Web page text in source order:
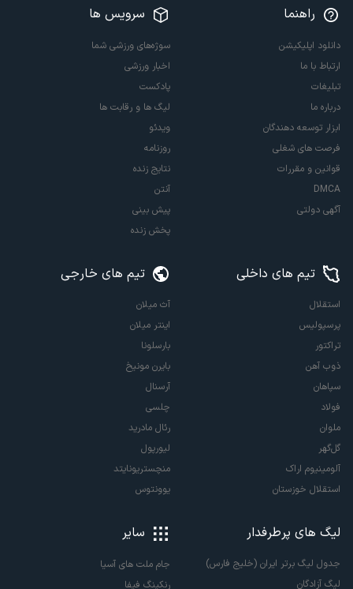
راهنما
دانلود اپلیکیشن
ارتباط با ما
تبلیغات
درباره ما
ابزار توسعه دهندگان
فرصت های شغلی
قوانین و مقررات
DMCA
آگهی دولتی
سرویس ها
سوژه‌های ورزشی شما
اخبار ورزشی
پادکست
لیگ ها و رقابت ها
ویدئو
روزنامه
نتایج زنده
آنتن
پیش بینی
پخش زنده
تیم های داخلی
استقلال
پرسپولیس
تراکتور
ذوب آهن
سپاهان
فولاد
ملوان
گل‌گهر
آلومینیوم اراک
استقلال خوزستان
تیم های خارجی
آث میلان
اینتر میلان
بارسلونا
بایرن مونیخ
آرسنال
چلسی
رئال مادرید
لیورپول
منچستریونایتد
یوونتوس
لیگ های پرطرفدار
جدول لیگ برتر ایران (خلیج فارس)
لیگ آزادگان
سایر
جام ملت های آسیا
رنکینگ فیفا